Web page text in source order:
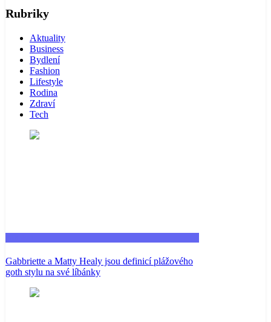
Rubriky
Aktuality
Business
Bydlení
Fashion
Lifestyle
Rodina
Zdraví
Tech
Gabbriette a Matty Healy jsou definicí plážového
goth stylu na své líbánky